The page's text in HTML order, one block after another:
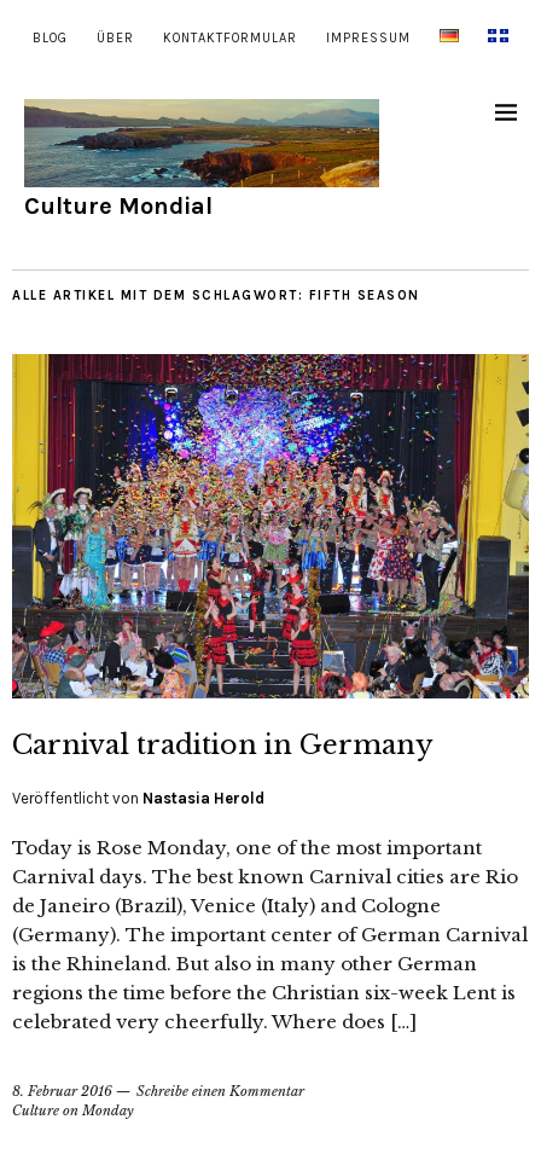
BLOG ÜBER KONTAKTFORMULAR IMPRESSUM
Culture Mondial
ALLE ARTIKEL MIT DEM SCHLAGWORT: FIFTH SEASON
Carnival tradition in Germany
Veröffentlicht von Nastasia Herold
Today is Rose Monday, one of the most important
Carnival days. The best known Carnival cities are Rio
de Janeiro (Brazil), Venice (Italy) and Cologne
(Germany). The important center of German Carnival
is the Rhineland. But also in many other German
regions the time before the Christian six-week Lent is
celebrated very cheerfully. Where does […]
8. Februar 2016
Schreibe einen Kommentar
Culture on Monday